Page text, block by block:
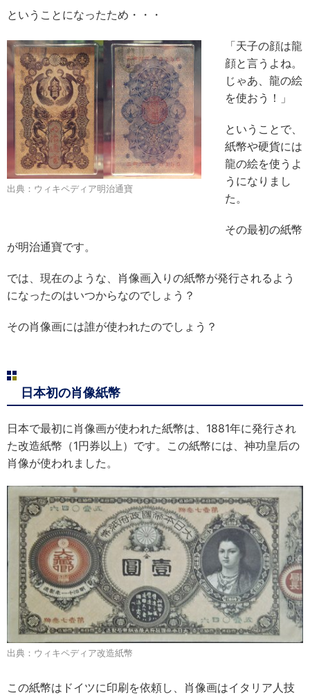
ということになったため・・・
出典：ウィキペディア明治通寶
「天子の顔は龍
顔と言うよね。
じゃあ、龍の絵
を使おう！」
ということで、
紙幣や硬貨には
龍の絵を使うよ
うになりまし
た。
その最初の紙幣
が明治通寶です。
では、現在のような、肖像画入りの紙幣が発行されるよう
になったのはいつからなのでしょう？
その肖像画には誰が使われたのでしょう？
日本初の肖像紙幣
日本で最初に肖像画が使われた紙幣は、1881年に発行され
た改造紙幣（1円券以上）です。この紙幣には、神功皇后の
肖像が使われました。
出典：ウィキペディア改造紙幣
この紙幣はドイツに印刷を依頼し、肖像画はイタリア人技